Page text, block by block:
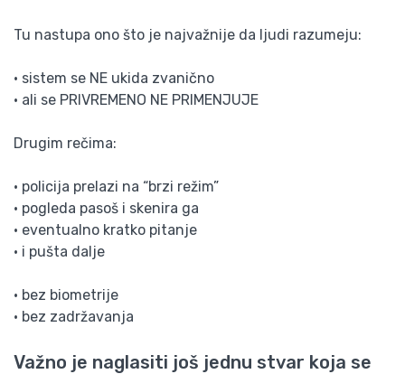
Tu nastupa ono što je najvažnije da ljudi razumeju:
• sistem se NE ukida zvanično
• ali se PRIVREMENO NE PRIMENJUJE
Drugim rečima:
• policija prelazi na “brzi režim”
• pogleda pasoš i skenira ga
• eventualno kratko pitanje
• i pušta dalje
• bez biometrije
• bez zadržavanja
Važno je naglasiti još jednu stvar koja se